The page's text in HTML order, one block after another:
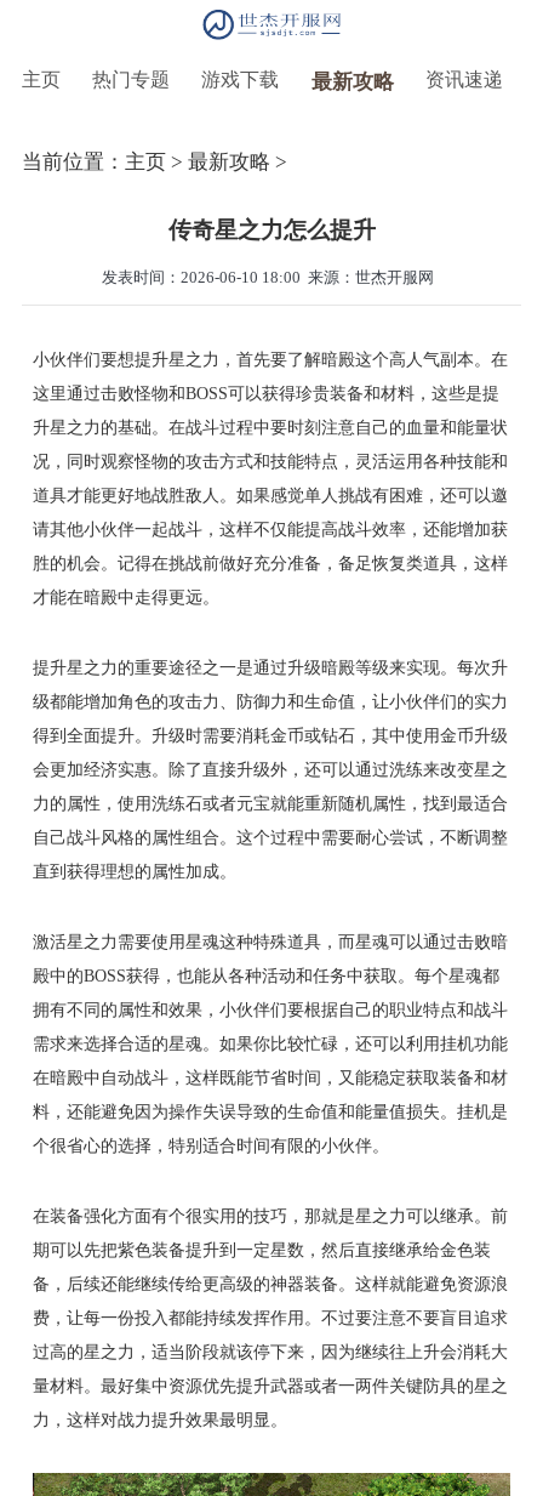
主页 热门专题 游戏下载 最新攻略 资讯速递
当前位置： 主页> 最新攻略 >
传奇星之力怎么提升
发表时间：2026-06-10 18:00 来源：世杰开服网
小伙伴们要想提升星之力，首先要了解暗殿这个高人气副本。在
这里通过击败怪物和BOSS可以获得珍贵装备和材料，这些是提
升星之力的基础。在战斗过程中要时刻注意自己的血量和能量状
况，同时观察怪物的攻击方式和技能特点，灵活运用各种技能和
道具才能更好地战胜敌人。如果感觉单人挑战有困难，还可以邀
请其他小伙伴一起战斗，这样不仅能提高战斗效率，还能增加获
胜的机会。记得在挑战前做好充分准备，备足恢复类道具，这样
才能在暗殿中走得更远。
提升星之力的重要途径之一是通过升级暗殿等级来实现。每次升
级都能增加角色的攻击力、防御力和生命值，让小伙伴们的实力
得到全面提升。升级时需要消耗金币或钻石，其中使用金币升级
会更加经济实惠。除了直接升级外，还可以通过洗练来改变星之
力的属性，使用洗练石或者元宝就能重新随机属性，找到最适合
自己战斗风格的属性组合。这个过程中需要耐心尝试，不断调整
直到获得理想的属性加成。
激活星之力需要使用星魂这种特殊道具，而星魂可以通过击败暗
殿中的BOSS获得，也能从各种活动和任务中获取。每个星魂都
拥有不同的属性和效果，小伙伴们要根据自己的职业特点和战斗
需求来选择合适的星魂。如果你比较忙碌，还可以利用挂机功能
在暗殿中自动战斗，这样既能节省时间，又能稳定获取装备和材
料，还能避免因为操作失误导致的生命值和能量值损失。挂机是
个很省心的选择，特别适合时间有限的小伙伴。
在装备强化方面有个很实用的技巧，那就是星之力可以继承。前
期可以先把紫色装备提升到一定星数，然后直接继承给金色装
备，后续还能继续传给更高级的神器装备。这样就能避免资源浪
费，让每一份投入都能持续发挥作用。不过要注意不要盲目追求
过高的星之力，适当阶段就该停下来，因为继续往上升会消耗大
量材料。最好集中资源优先提升武器或者一两件关键防具的星之
力，这样对战力提升效果最明显。